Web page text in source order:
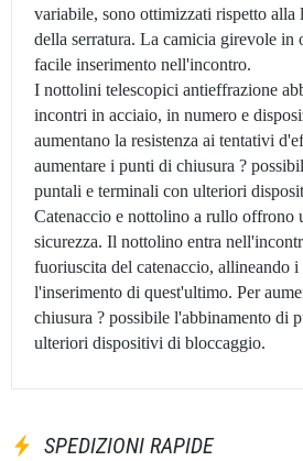
variabile, sono ottimizzati rispetto alla
della serratura. La camicia girevole in
facile inserimento nell'incontro.
I nottolini telescopici antieffrazione
incontri in acciaio, in numero e
aumentano la resistenza ai tentativi
aumentare i punti di chiusura ?
puntali e terminali con ulteriori
Catenaccio e nottolino a rullo offrono
sicurezza. Il nottolino entra
fuoriuscita del catenaccio, allineando
l'inserimento di quest'ultimo. Per
chiusura ? possibile l'abbinamento di
ulteriori dispositivi di bloccaggio.
SPEDIZIONI RAPIDE